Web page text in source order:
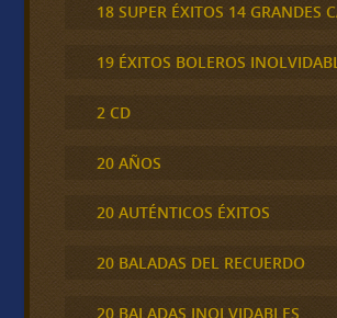
18 SUPER ÉXITOS 14 GRANDES
19 ÉXITOS BOLEROS
2 CD
20 AÑOS
20 AUTÉNTICOS ÉXITOS
20 BALADAS DEL RECUERDO
20 BALADAS INOLVIDABLES